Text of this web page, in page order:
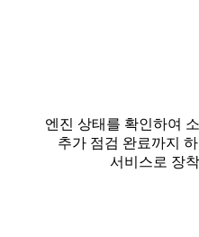
엔진 상태를 확인하여
추가 점검 완료까지
서비스로 장